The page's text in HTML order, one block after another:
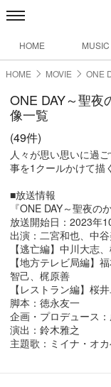
HOME MUSIC
HOME MOVIE ONE
ONE DAY～聖夜
像一覧
(49件)
人々が思い思いに過
事を1クールかけて描
■放送情報
『ONE DAY～聖夜の
放送開始日：2023年
出演：二宮和也、中
【逃亡編】中川大志
【地方テレビ局編】
智己、梶原善
【レストラン編】桜
脚本：徳永友一
企画・プロデュース
演出：鈴木雅之
主題歌：ミイナ・オ